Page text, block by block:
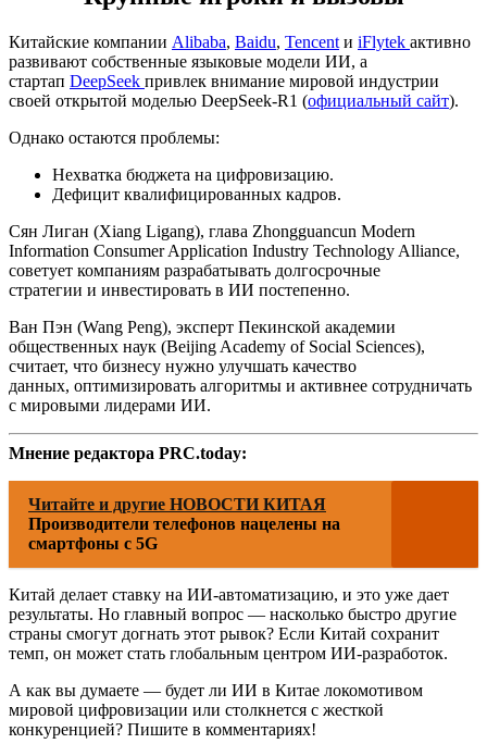
Китайские компании Alibaba, Baidu, Tencent и iFlytek активно
развивают собственные языковые модели ИИ, а
стартап DeepSeek привлек внимание мировой индустрии
своей открытой моделью DeepSeek-R1 (официальный сайт).
Однако остаются проблемы:
Нехватка бюджета на цифровизацию.
Дефицит квалифицированных кадров.
Сян Лиган (Xiang Ligang), глава Zhongguancun Modern
Information Consumer Application Industry Technology Alliance,
советует компаниям разрабатывать долгосрочные
стратегии и инвестировать в ИИ постепенно.
Ван Пэн (Wang Peng), эксперт Пекинской академии
общественных наук (Beijing Academy of Social Sciences),
считает, что бизнесу нужно улучшать качество
данных, оптимизировать алгоритмы и активнее сотрудничать
с мировыми лидерами ИИ.
Мнение редактора PRC.today:
Читайте и другие НОВОСТИ КИТАЯ
Производители телефонов нацелены на
смартфоны с 5G
Китай делает ставку на ИИ-автоматизацию, и это уже дает
результаты. Но главный вопрос — насколько быстро другие
страны смогут догнать этот рывок? Если Китай сохранит
темп, он может стать глобальным центром ИИ-разработок.
А как вы думаете — будет ли ИИ в Китае локомотивом
мировой цифровизации или столкнется с жесткой
конкуренцией? Пишите в комментариях!